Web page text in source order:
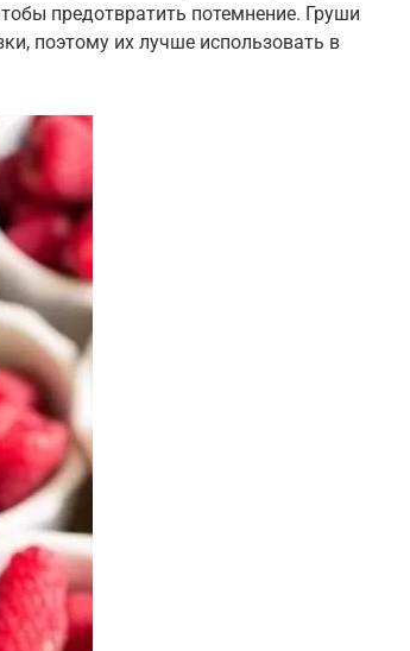
предотвратить потемнение. Груши
поэтому их лучше использовать в